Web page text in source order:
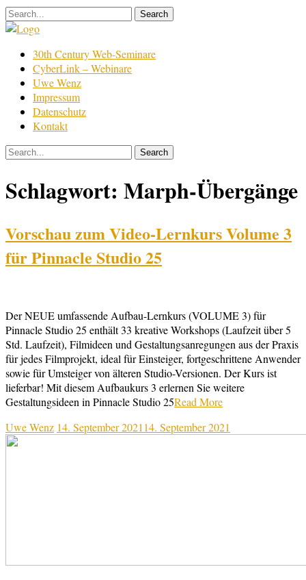
Skip
to
Film
Bearbeitung
30th Century Web-Seminare
CyberLink – Webinare
Uwe Wenz
Impressum
Datenschutz
Kontakt
Schlagwort: Marph-Übergänge
Vorschau zum Video-Lernkurs Volume 3
für Pinnacle Studio 25
Der NEUE umfassende Aufbau-Lernkurs (VOLUME 3) für
Pinnacle Studio 25 enthält 33 kreative Workshops (Laufzeit über 5
Std. Laufzeit), Filmideen und Gestaltungsanregungen aus der Praxis
für jedes Filmprojekt, ideal für Einsteiger, fortgeschrittene Anwender
sowie für Umsteiger von älteren Studio-Versionen. Der Kurs ist
lieferbar! Mit diesem Aufbaukurs 3 erlernen Sie weitere
Gestaltungsideen in Pinnacle Studio 25Read More
Uwe Wenz 14. September 2021 14. September 2021